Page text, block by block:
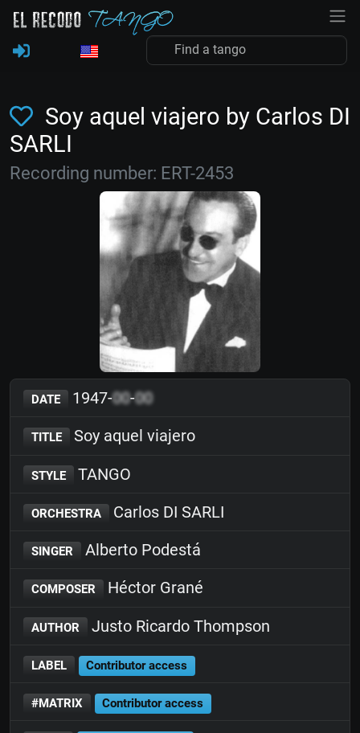
Soy aquel viajero by Carlos DI
SARLI
Recording number: ERT-2453
DATE 1947-00-00
TITLE Soy aquel viajero
STYLE TANGO
ORCHESTRA Carlos DI SARLI
SINGER Alberto Podestá
COMPOSER Héctor Grané
AUTHOR Justo Ricardo Thompson
LABEL Contributor access
#MATRIX Contributor access